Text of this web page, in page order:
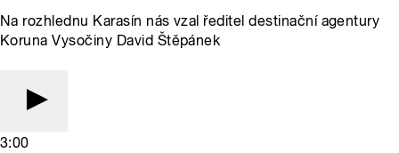
Na rozhlednu Karasín nás vzal ředitel destinační agentury
Koruna Vysočiny David Štěpánek
3:00